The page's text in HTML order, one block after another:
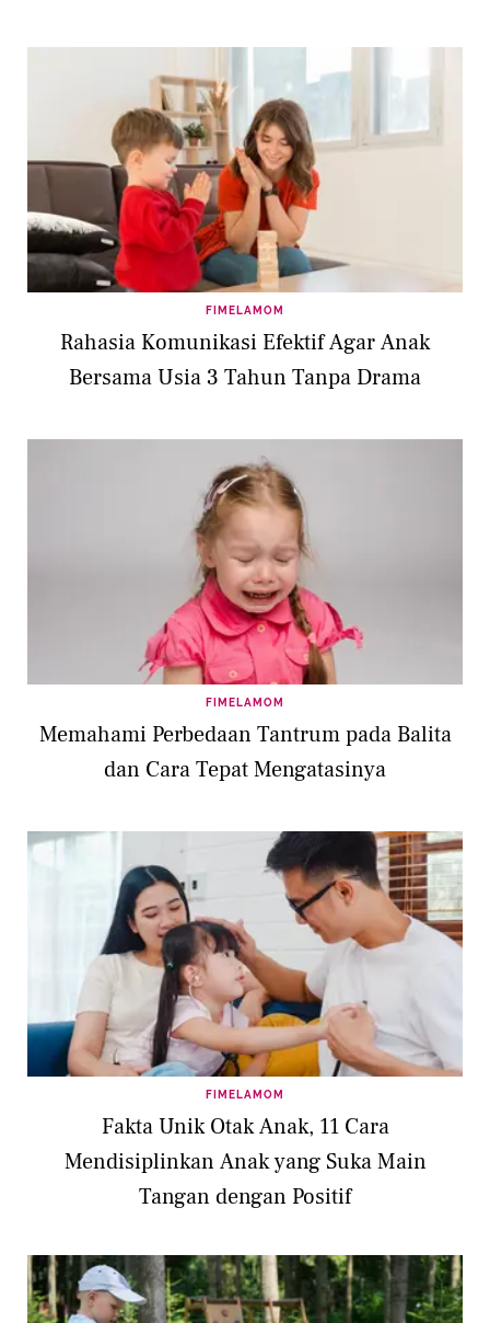
FIMELAMOM
Rahasia Komunikasi Efektif Agar Anak
Bersama Usia 3 Tahun Tanpa Drama
FIMELAMOM
Memahami Perbedaan Tantrum pada Balita
dan Cara Tepat Mengatasinya
FIMELAMOM
Fakta Unik Otak Anak, 11 Cara
Mendisiplinkan Anak yang Suka Main
Tangan dengan Positif